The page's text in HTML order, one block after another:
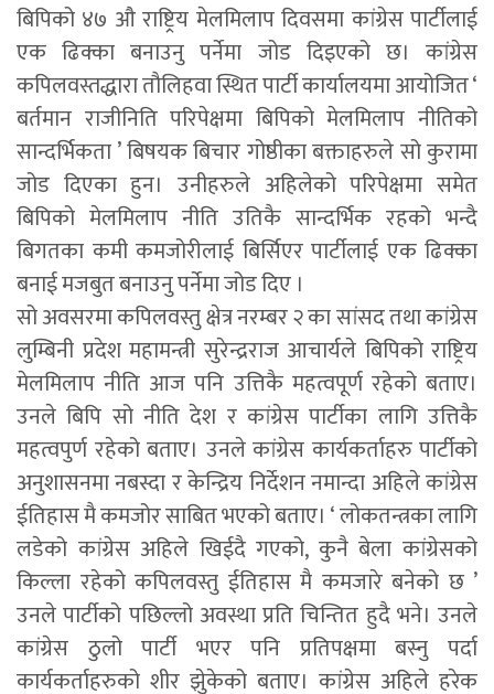
बिपिको ४७ औ राष्ट्रिय मेलमिलाप दिवसमा कांग्रेस पार्टीलाई
एक ढिक्का बनाउनु पर्नेमा जोड दिइएको छ। कांग्रेस
कपिलवस्तद्धारा तौलिहवा स्थित पार्टी कार्यालयमा आयोजित ‘
बर्तमान राजीनिति परिपेक्षमा बिपिको मेलमिलाप नीतिको
सान्दर्भिकता ’ बिषयक बिचार गोष्ठीका बक्ताहरुले सो कुरामा
जोड दिएका हुन। उनीहरुले अहिलेको परिपेक्षमा समेत
बिपिको मेलमिलाप नीति उतिकै सान्दर्भिक रहको भन्दै
बिगतका कमी कमजोरीलाई बिर्सिएर पार्टीलाई एक ढिक्का
बनाई मजबुत बनाउनु पर्नेमा जोड दिए ।
सो अवसरमा कपिलवस्तु क्षेत्र नरम्बर २ का सांसद तथा कांग्रेस
लुम्बिनी प्रदेश महामन्त्री सुरेन्द्रराज आचार्यले बिपिको राष्ट्रिय
मेलमिलाप नीति आज पनि उत्तिकै महत्वपूर्ण रहेको बताए।
उनले बिपि सो नीति देश र कांग्रेस पार्टीका लागि उत्तिकै
महत्वपुर्ण रहेको बताए। उनले कांग्रेस कार्यकर्ताहरु पार्टीको
अनुशासनमा नबस्दा र केन्द्रिय निर्देशन नमान्दा अहिले कांग्रेस
ईतिहास मै कमजोर साबित भएको बताए। ‘ लोकतन्त्रका लागि
लडेको कांग्रेस अहिले खिईदै गएको, कुनै बेला कांग्रेसको
किल्ला रहेको कपिलवस्तु ईतिहास मै कमजारे बनेको छ ’
उनले पार्टीको पछिल्लो अवस्था प्रति चिन्तित हुदै भने। उनले
कांग्रेस ठुलो पार्टी भएर पनि प्रतिपक्षमा बस्नु पर्दा
कार्यकर्ताहरुको शीर झुेकेको बताए। कांग्रेस अहिले हरेक